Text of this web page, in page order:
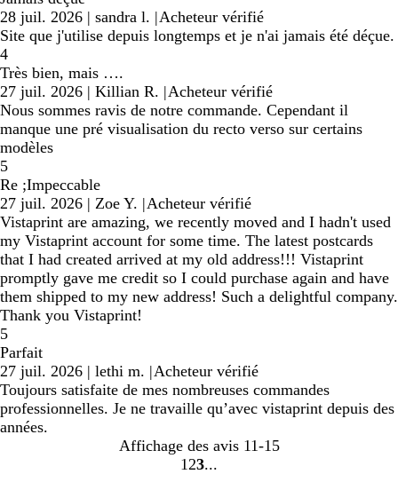
28 juil. 2026 | sandra l. |Acheteur vérifié
Site que j'utilise depuis longtemps et je n'ai jamais été déçue.
4
Très bien, mais ….
27 juil. 2026 | Killian R. |Acheteur vérifié
Nous sommes ravis de notre commande. Cependant il
manque une pré visualisation du recto verso sur certains
modèles
5
Re ;Impeccable
27 juil. 2026 | Zoe Y. |Acheteur vérifié
Vistaprint are amazing, we recently moved and I hadn't used
my Vistaprint account for some time. The latest postcards
that I had created arrived at my old address!!! Vistaprint
promptly gave me credit so I could purchase again and have
them shipped to my new address! Such a delightful company.
Thank you Vistaprint!
5
Parfait
27 juil. 2026 | lethi m. |Acheteur vérifié
Toujours satisfaite de mes nombreuses commandes
professionnelles. Je ne travaille qu’avec vistaprint depuis des
années.
Affichage des avis 11-15
Accéder
1 Accéder
2 Accéder
3